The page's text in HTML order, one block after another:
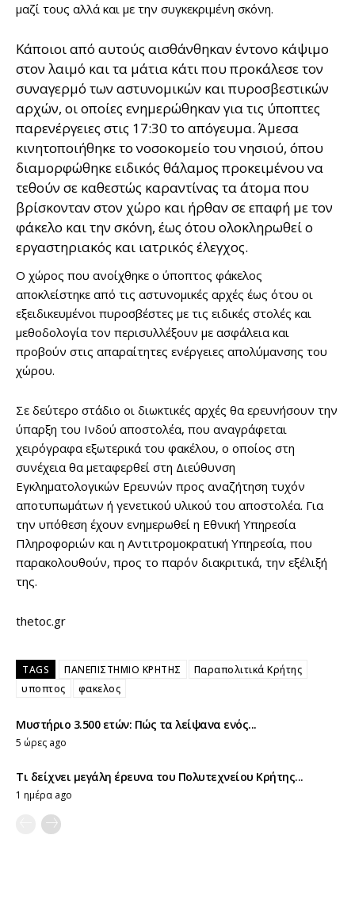
μαζί τους αλλά και με την συγκεκριμένη σκόνη.
Κάποιοι από αυτούς αισθάνθηκαν έντονο κάψιμο
στον λαιμό και τα μάτια κάτι που προκάλεσε τον
συναγερμό των αστυνομικών και πυροσβεστικών
αρχών, οι οποίες ενημερώθηκαν για τις ύποπτες
παρενέργειες στις 17:30 το απόγευμα. Άμεσα
κινητοποιήθηκε το νοσοκομείο του νησιού, όπου
διαμορφώθηκε ειδικός θάλαμος προκειμένου να
τεθούν σε καθεστώς καραντίνας τα άτομα που
βρίσκονταν στον χώρο και ήρθαν σε επαφή με τον
φάκελο και την σκόνη, έως ότου ολοκληρωθεί ο
εργαστηριακός και ιατρικός έλεγχος.
Ο χώρος που ανοίχθηκε ο ύποπτος φάκελος
αποκλείστηκε από τις αστυνομικές αρχές έως ότου οι
εξειδικευμένοι πυροσβέστες με τις ειδικές στολές και
μεθοδολογία τον περισυλλέξουν με ασφάλεια και
προβούν στις απαραίτητες ενέργειες απολύμανσης του
χώρου.
Σε δεύτερο στάδιο οι διωκτικές αρχές θα ερευνήσουν την
ύπαρξη του Ινδού αποστολέα, που αναγράφεται
χειρόγραφα εξωτερικά του φακέλου, ο οποίος στη
συνέχεια θα μεταφερθεί στη Διεύθυνση
Εγκληματολογικών Ερευνών προς αναζήτηση τυχόν
αποτυπωμάτων ή γενετικού υλικού του αποστολέα. Για
την υπόθεση έχουν ενημερωθεί η Εθνική Υπηρεσία
Πληροφοριών και η Αντιτρομοκρατική Υπηρεσία, που
παρακολουθούν, προς το παρόν διακριτικά, την εξέλιξή
της.
thetoc.gr
TAGS ΠΑΝΕΠΙΣΤΗΜΙΟ ΚΡΗΤΗΣ
Παραπολιτικά Κρήτης
υποπτος
φακελος
Μυστήριο 3.500 ετών: Πώς τα λείψανα ενός...
5 ώρες ago
Τι δείχνει μεγάλη έρευνα του Πολυτεχνείου Κρήτης...
1 ημέρα ago